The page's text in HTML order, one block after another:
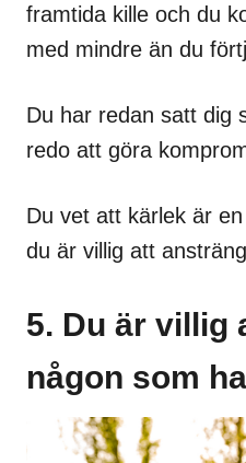
framtida kille och du
med mindre än du
Du har redan satt dig
redo att göra
Du vet att kärlek är
du är villig att
5. Du är villig
någon som